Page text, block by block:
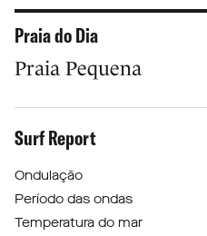
Praia do Dia
Praia Pequena
Surf Report
Ondulação
Período das ondas
Temperatura do mar